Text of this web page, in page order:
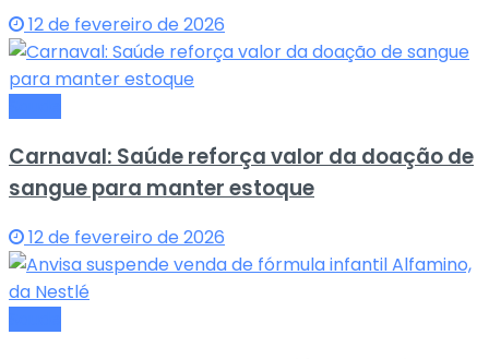
12 de fevereiro de 2026
Carnaval: Saúde reforça valor da doação de
sangue para manter estoque
12 de fevereiro de 2026